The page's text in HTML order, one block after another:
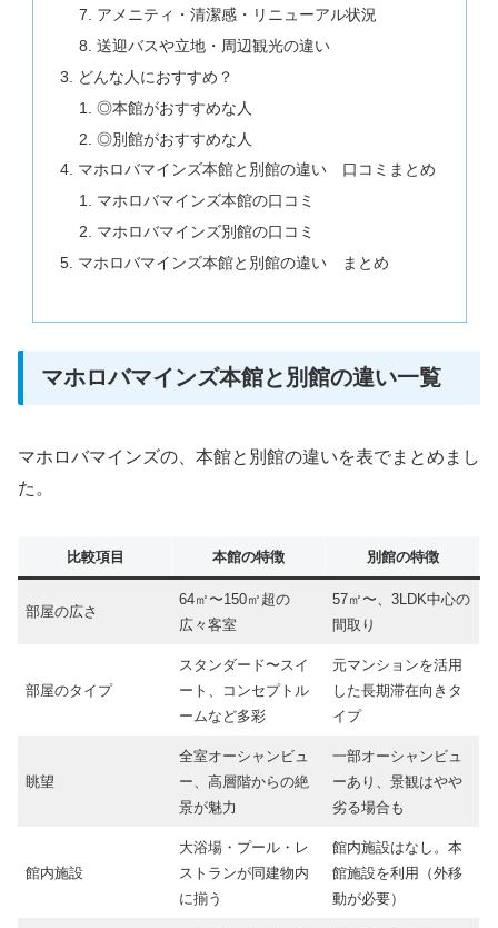
アメニティ・清潔感・リニューアル状況
送迎バスや立地・周辺観光の違い
どんな人におすすめ？
◎本館がおすすめな人
◎別館がおすすめな人
マホロバマインズ本館と別館の違い 口コミまとめ
マホロバマインズ本館の口コミ
マホロバマインズ別館の口コミ
マホロバマインズ本館と別館の違い まとめ
マホロバマインズ本館と別館の違い一覧
マホロバマインズの、本館と別館の違いを表でまとめまし
た。
比較項目 本館の特徴 別館の特徴
部屋の広さ
64㎡〜150㎡超の
広々客室
57㎡〜、3LDK中心の
間取り
部屋のタイプ
スタンダード〜スイ
ート、コンセプトル
ームなど多彩
元マンションを活用
した長期滞在向きタ
イプ
眺望
全室オーシャンビュ
ー、高層階からの絶
景が魅力
一部オーシャンビュ
ーあり、景観はやや
劣る場合も
館内施設
大浴場・プール・レ
ストランが同建物内
に揃う
館内施設はなし。本
館施設を利用（外移
動が必要）